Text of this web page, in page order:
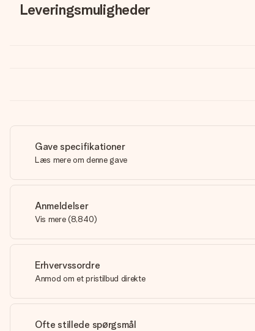
Leveringsmuligheder
Gave specifikationer
Læs mere om denne gave
Anmeldelser
Vis mere (8,840)
Erhvervssordre
Anmod om et pristilbud direkte
Ofte stillede spørgsmål